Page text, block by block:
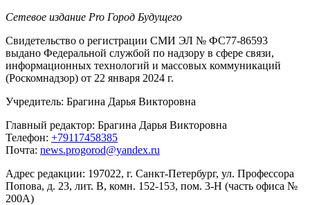
Сетевое издание Pro Город Будущего
Свидетельство о регистрации СМИ ЭЛ № ФС77-86593
выдано Федеральной службой по надзору в сфере связи,
информационных технологий и массовых коммуникаций
(Роскомнадзор) от 22 января 2024 г.
Учредитель: Брагина Дарья Викторовна
Главный редактор: Брагина Дарья Викторовна
Телефон: +79117458385
Почта: news.progorod@yandex.ru
Адрес редакции: 197022, г. Санкт-Петербург, ул. Профессора
Попова, д. 23, лит. В, комн. 152-153, пом. 3-Н (часть офиса №
200А)